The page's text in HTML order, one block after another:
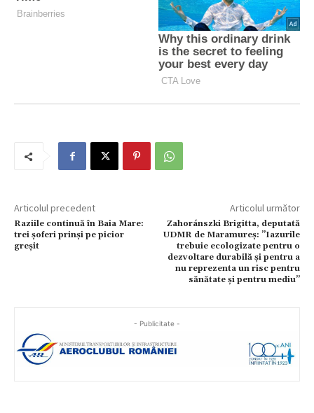
Articolul precedent
Raziile continuă în Baia Mare:
trei șoferi prinși pe picior
greșit
Articolul următor
Zahoránszki Brigitta, deputată
UDMR de Maramureș: ”Iazurile
trebuie ecologizate pentru o
dezvoltare durabilă și pentru a
nu reprezenta un risc pentru
sănătate și pentru mediu”
- Publicitate -